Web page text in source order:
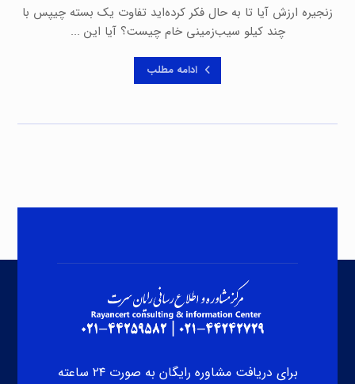
زنجیره ارزش آیا تا به حال فکر کرده‌اید تفاوت یک بسته چیپس با
چند کیلو سیب‌زمینی خام چیست؟ آیا این ...
ادامه مطلب
برای دریافت مشاوره رایگان به صورت ۲۴ ساعته